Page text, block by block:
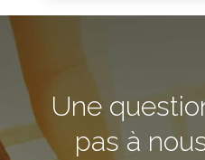
Une
pas à